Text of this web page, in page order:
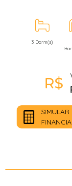
3 Dorm(s)
SIMULAR